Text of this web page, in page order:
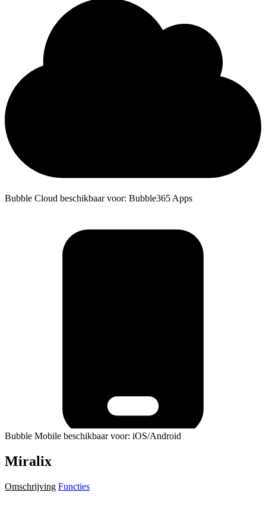
Bubble Cloud beschikbaar voor: Bubble365 Apps
Bubble Mobile beschikbaar voor: iOS/Android
Miralix
Omschrijving Functies